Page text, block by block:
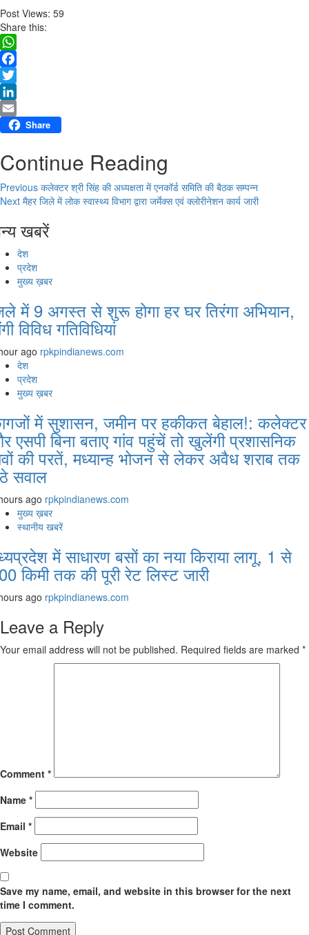
Post Views: 59
Share this:
WhatsApp
Facebook
Twitter
LinkedIn
Email Share
Continue Reading
Previous कलेक्टर श्री सिंह की अध्यक्षता में एनकॉर्ड समिति की बैठक सम्पन्न
Next मैहर जिले में लोक स्वास्थ्य विभाग द्वारा जर्मेक्स एवं क्लोरीनेशन कार्य जारी
खबरें
देश
प्रदेश
मुख्य ख़बर
में 9 अगस्‍त से शुरू होगा हर घर तिरंगा अभियान,
विविध गतिविधियां
ago rpkpindianews.com
देश
प्रदेश
मुख्य ख़बर
में सुशासन, जमीन पर हकीकत बेहाल!: कलेक्टर
एसपी बिना बताए गांव पहुंचें तो खुलेंगी प्रशासनिक
की परतें, मध्यान्ह भोजन से लेकर अवैध शराब तक
सवाल
ago rpkpindianews.com
मुख्य ख़बर
स्थानीय खबरें
में साधारण बसों का नया किराया लागू, 1 से
किमी तक की पूरी रेट लिस्ट जारी
ago rpkpindianews.com
Leave a Reply
Your email address will not be published. Required fields are marked *
Comment *
Name *
Email *
Website
Save my name, email, and website in this browser for the next
time I comment.